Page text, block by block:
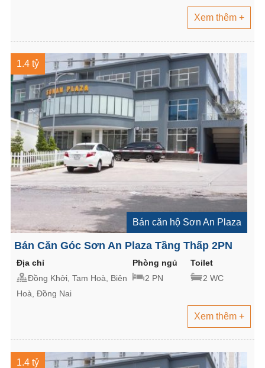
Xem thêm +
1.4 tỷ
Bán căn hộ Sơn An Plaza
Bán Căn Góc Sơn An Plaza Tầng Thấp 2PN
Địa chỉ Phòng ngủ
Toilet
Đồng Khởi, Tam Hoà, Biên
Hoà, Đồng Nai
2 PN 2 WC
Xem thêm +
1.4 tỷ